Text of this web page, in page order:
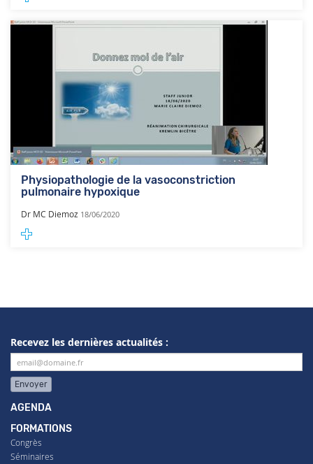
Physiopathologie de la vasoconstriction
pulmonaire hypoxique
Dr MC Diemoz 18/06/2020
Recevez les dernières actualités :
Envoyer
AGENDA
FORMATIONS
Congrès
Séminaires